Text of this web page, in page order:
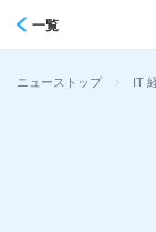
一覧
ニューストップ > IT